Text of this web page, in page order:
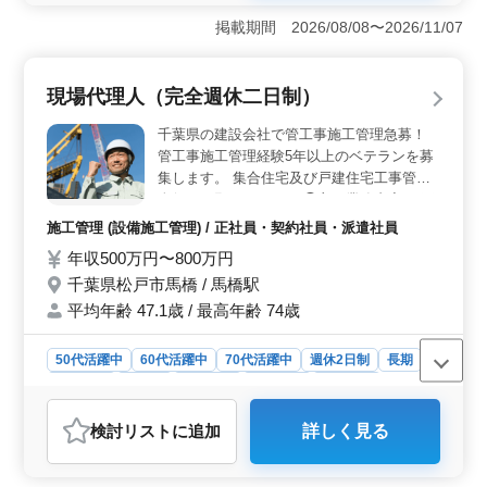
円から800万円の高水準な給与が期待できます。また、賞
与は年3回支給され、50万円から200万円と、金銭的な安
り、長期的に安心して働ける環境です。 ＜働きやす
い勤務環境＞ この職場は、残業が月平均10時間と少な
めで、ワークライフバランスを大切にしたい方に最適で
す。また、直行直帰が可能で、現場への移動は社用車を
使用するため、通勤のストレスも軽減されます。週休2日
制で、休日には土曜日、日曜日、祝日、年末年始、夏季
休暇、有給休暇が含まれており、リフレッシュする時間
も確保できます。 ＜専門性を活かせる業務内容＞
このポジションでは、電気設備工事の設計や現場管理業
務を担当します。主な業務内容には、工事の進捗管理、
コスト管理、安全管理、品質管理、発注者との打ち合わ
類作成、近隣住民対応、社内会議などがあります。特に
公共の水処理プラント電気設備工事が主な業務で、高所
掲載期間 2026/08/08〜2026/11/07
現場代理人（完全週休二日制）
千葉県の建設会社で管工事施工管理急募！
管工事施工管理経験5年以上のベテランを募
集します。 集合住宅及び戸建住宅工事管理
事の進捗管理、コスト管理、安全管理、品質
人、資材の手配 ・施工図の作成・修正 ・書
類作成、近隣住民対応、社内会議 など 真面
目に業務に取り組める方、又コミュニケーシ
ョンが良く取れる方が活躍しています。 現
在50歳以上のベテランも活躍している企業
です。 今までの経験を活かして頂ける方、
ぜひご応募ください！
施工管理 (設備施工管理) / 正社員・契約社員・派遣社員
年収500万円〜800万円
千葉県松戸市馬橋 / 馬橋駅
平均年齢 47.1歳 / 最高年齢 74歳
50代活躍中 60代活躍中 70代活躍中 週休2日制
長期
おすすめポイント
＜経験を活かせる職場環境＞ この求人は管工事施工管
理経験が5年以上あるベテランを募集しており、中高年の
検討リスト に追加 詳しく見る